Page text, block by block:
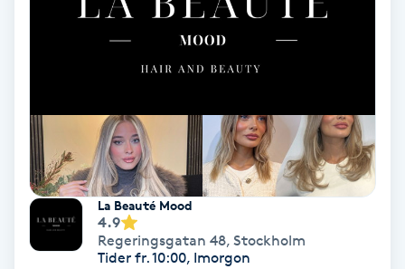
Hot Stone Massage
Hudföryngring
Huduppstramning
Hudvård
La Beauté Mood
4.9
Regeringsgatan 48, Stockholm
Tider fr. 10:00, Imorgon